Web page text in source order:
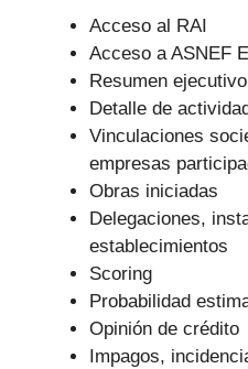
Acceso al RAI
Acceso a ASNEF
Resumen ejecutivo
Detalle de actividad
Vinculaciones
empresas
Obras iniciadas
Delegaciones,
establecimientos
Scoring
Probabilidad
Opinión de crédito
Impagos,